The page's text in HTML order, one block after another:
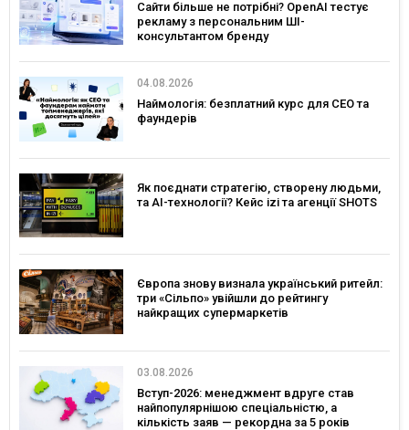
Сайти більше не потрібні? OpenAI тестує
рекламу з персональним ШІ-
консультантом бренду
04.08.2026
Наймологія: безплатний курс для CEO та
фаундерів
Як поєднати стратегію, створену людьми,
та AI-технології? Кейс izi та агенції SHOTS
Європа знову визнала український ритейл:
три «Сільпо» увійшли до рейтингу
найкращих супермаркетів
03.08.2026
Вступ-2026: менеджмент вдруге став
найпопулярнішою спеціальністю, а
кількість заяв — рекордна за 5 років